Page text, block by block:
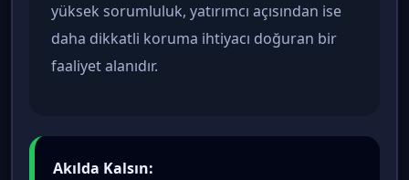
yüksek sorumluluk, yatırımcı açısından ise
daha dikkatli koruma ihtiyacı doğuran bir
faaliyet alanıdır.
Akılda Kalsın: